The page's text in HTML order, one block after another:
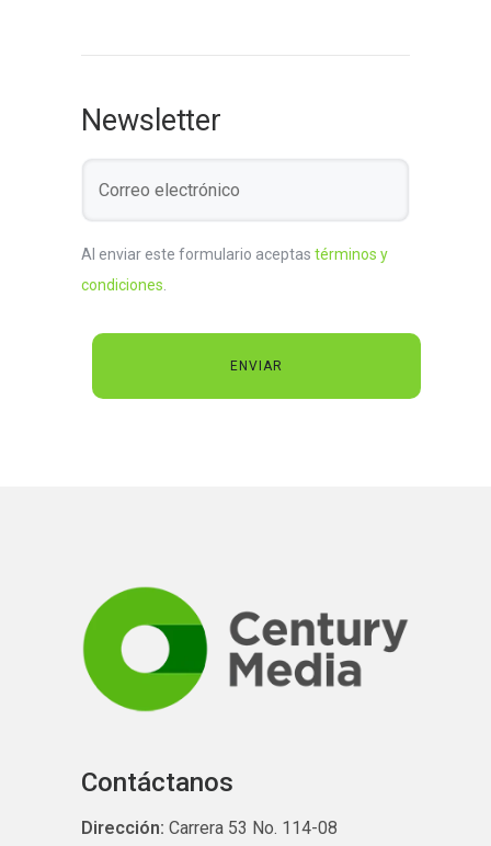
Newsletter
Al enviar este formulario aceptas términos y
condiciones
Contáctanos
Dirección: Carrera 53 No. 114-08